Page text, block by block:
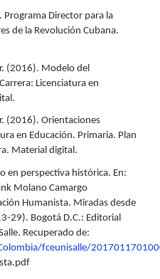
Director para la
de la Revolución Cubana.
(2016). Modelo del
Licenciatura en
(2016). Orientaciones
en Educación. Primaria. Plan
Material digital.
en perspectiva histórica. En:
Molano Camargo
Humanista. Miradas desde
29). Bogotá D.C.: Editorial
Recuperado de:
fceunisalle/